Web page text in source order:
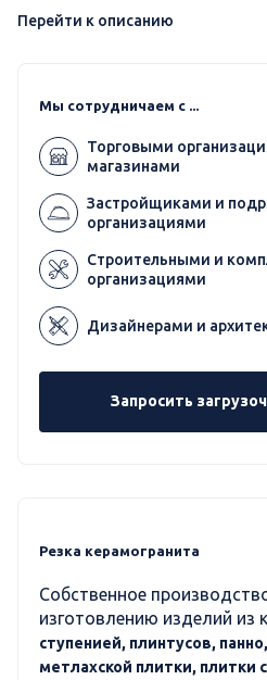
Перейти к описанию
Мы сотрудничаем с ...
Торговыми
магазинами
Застройщиками и
организациями
Строительными и
организациями
Дизайнерами и
Запросить
Резка керамогранита
Собственное
изготовлению изделий из
ступенией, плинтусов,
метлахской плитки, плитки